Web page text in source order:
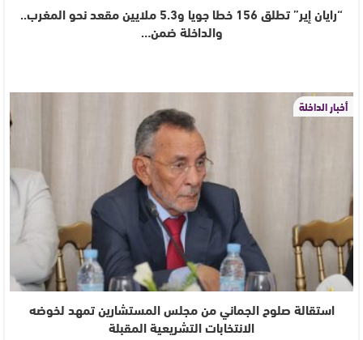
“رايان إير” تطلق 156 خطا جويا و5.3 ملايين مقعد نحو المغرب..
والداخلة ضمن…
أخبار الداخلة
استقالة صلوح الجماني من مجلس المستشارين تمهد لخوضه
الانتخابات التشريعية المقبلة